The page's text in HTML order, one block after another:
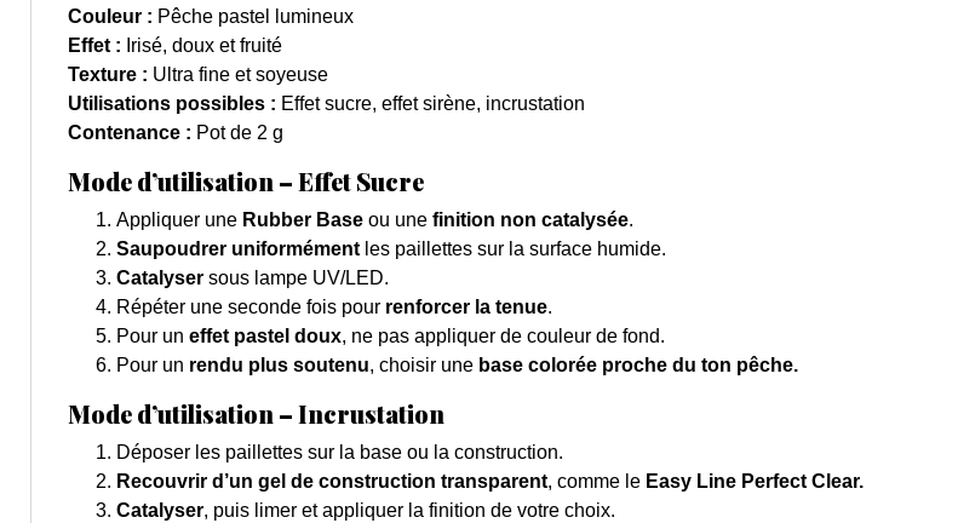
Couleur : Pêche pastel lumineux
Effet : Irisé, doux et fruité
Texture : Ultra fine et soyeuse
Utilisations possibles : Effet sucre, effet sirène, incrustation
Contenance : Pot de 2 g
Mode d’utilisation – Effet Sucre
Appliquer une Rubber Base ou une finition non catalysée.
Saupoudrer uniformémentles paillettes sur la surface humide.
Catalyser sous lampe UV/LED.
Répéter une seconde fois pour renforcer la tenue.
Pour un effet pastel doux, ne pas appliquer de couleur de fond.
Pour un rendu plus soutenu, choisir une base colorée proche du ton pêche.
Mode d’utilisation – Incrustation
Déposer les paillettes sur la base ou la construction.
Recouvrir d’un gel de construction transparent, comme le Easy Line Perfect Clear.
Catalyser, puis limer et appliquer la finition de votre choix.